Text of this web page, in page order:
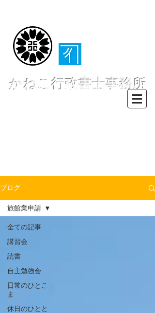
かねこ行政書士事務所
〒413-0234 静岡県伊東市池６２
ブログ
全ての記事
講習会
読書
自主勉強会
日常のひとこ
ま
休日のひとと
旅館業申請